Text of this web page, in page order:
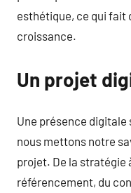
esthétique, ce qui fait
croissance.
Un projet
Une présence
nous mettons notre
projet. De la stratégie
référencement, du